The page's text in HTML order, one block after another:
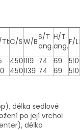
TtC/SW/BS/T
ang.
H/T
ang.F/L
4501119 74 69 510
4501139 74 69 510
délka sedlové
po její vrchol
délka